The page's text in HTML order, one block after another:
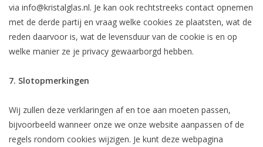
via info@kristalglas.nl. Je kan ook rechtstreeks contact opnemen
met de derde partij en vraag welke cookies ze plaatsten, wat de
reden daarvoor is, wat de levensduur van de cookie is en op
welke manier ze je privacy gewaarborgd hebben.
7. Slotopmerkingen
Wij zullen deze verklaringen af en toe aan moeten passen,
bijvoorbeeld wanneer onze we onze website aanpassen of de
regels rondom cookies wijzigen. Je kunt deze webpagina